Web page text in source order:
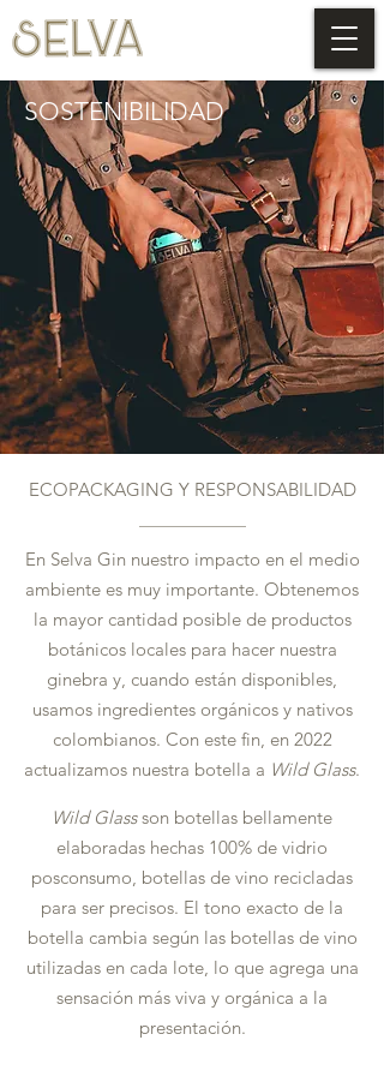
SOSTENIBILIDAD
ECOPACKAGING Y RESPONSABILIDAD
En Selva Gin nuestro impacto en el medio
ambiente es muy importante. Obtenemos
la mayor cantidad posible de productos
botánicos locales para hacer nuestra
ginebra y, cuando están disponibles,
usamos ingredientes orgánicos y nativos
colombianos. Con este fin, en 2022
actualizamos nuestra botella a Wild Glass.
Wild Glassson botellas bellamente
elaboradas hechas 100% de vidrio
posconsumo, botellas de vino recicladas
para ser precisos. El tono exacto de la
botella cambia según las botellas de vino
utilizadas en cada lote, lo que agrega una
sensación más viva y orgánica a la
presentación.